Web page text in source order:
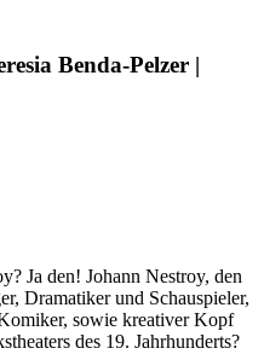
Benda-Pelzer |
Ja den! Johann Nestroy, den
Dramatiker und Schauspieler,
sowie kreativer Kopf
des 19. Jahrhunderts?